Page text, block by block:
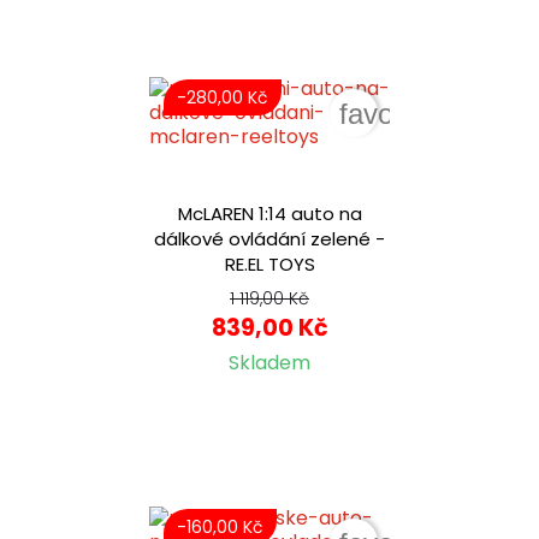
McLAREN 1:14 auto na
dálkové ovládání zelené -
RE.EL TOYS
1 119,00 Kč
839,00 Kč
Skladem
-280,00 Kč
favorite_border
-160,00 Kč